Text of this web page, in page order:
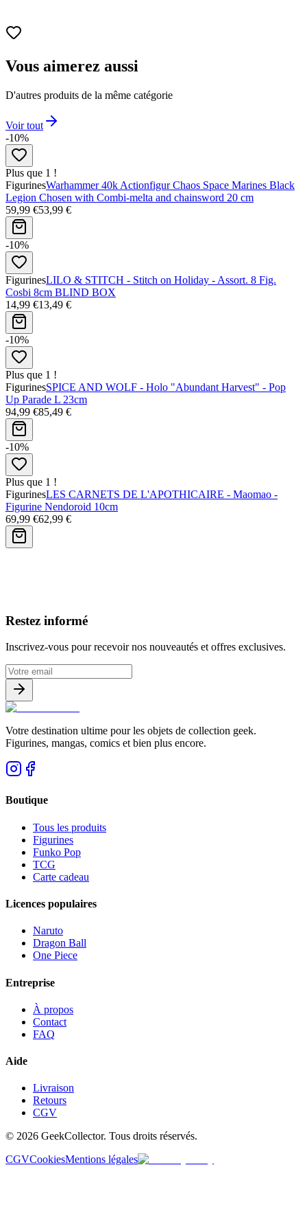
Vous aimerez aussi
D'autres produits de la même catégorie
Voir tout
-10%
Plus que 1 !
FigurinesWarhammer 40k Actionfigur Chaos Space Marines Black
Legion Chosen with Combi-melta and chainsword 20 cm
59,99 €53,99 €
-10%
FigurinesLILO & STITCH - Stitch on Holiday - Assort. 8 Fig.
Cosbi 8cm BLIND BOX
14,99 €13,49 €
-10%
Plus que 1 !
FigurinesSPICE AND WOLF - Holo "Abundant Harvest" - Pop
Up Parade L 23cm
94,99 €85,49 €
-10%
Plus que 1 !
FigurinesLES CARNETS DE L'APOTHICAIRE - Maomao -
Figurine Nendoroid 10cm
69,99 €62,99 €
Restez informé
Inscrivez-vous pour recevoir nos nouveautés et offres exclusives.
Votre destination ultime pour les objets de collection geek.
Figurines, mangas, comics et bien plus encore.
Boutique
Tous les produits
Figurines
Funko Pop
TCG
Carte cadeau
Licences populaires
Naruto
Dragon Ball
One Piece
Entreprise
À propos
Contact
FAQ
Aide
Livraison
Retours
CGV
© 2026 GeekCollector. Tous droits réservés.
CGVCookiesMentions légales